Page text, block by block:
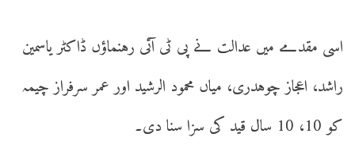
اسی مقدمے میں عدالت نے پی ٹی آئی رہنماؤں ڈاکٹر یاسمین
راشد، اعجاز چوہدری، میاں محمود الرشید اور عمر سرفراز چیمہ
کو 10، 10 سال قید کی سزا سنا دی۔